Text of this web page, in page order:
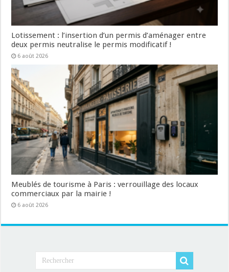
Lotissement : l’insertion d’un permis d’aménager entre
deux permis neutralise le permis modificatif !
6 août 2026
Meublés de tourisme à Paris : verrouillage des locaux
commerciaux par la mairie !
6 août 2026